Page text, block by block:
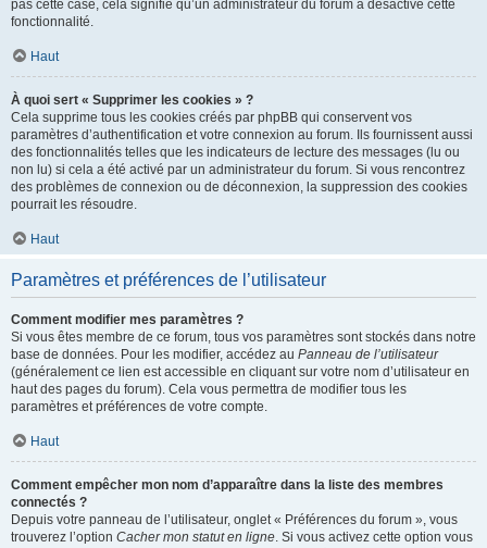
pas cette case, cela signifie qu’un administrateur du forum a désactivé cette
fonctionnalité.
Haut
À quoi sert « Supprimer les cookies » ?
Cela supprime tous les cookies créés par phpBB qui conservent vos
paramètres d’authentification et votre connexion au forum. Ils fournissent aussi
des fonctionnalités telles que les indicateurs de lecture des messages (lu ou
non lu) si cela a été activé par un administrateur du forum. Si vous rencontrez
des problèmes de connexion ou de déconnexion, la suppression des cookies
pourrait les résoudre.
Haut
Paramètres et préférences de l’utilisateur
Comment modifier mes paramètres ?
Si vous êtes membre de ce forum, tous vos paramètres sont stockés dans notre
base de données. Pour les modifier, accédez au Panneau de l’utilisateur
(généralement ce lien est accessible en cliquant sur votre nom d’utilisateur en
haut des pages du forum). Cela vous permettra de modifier tous les
paramètres et préférences de votre compte.
Haut
Comment empêcher mon nom d’apparaître dans la liste des membres
connectés ?
Depuis votre panneau de l’utilisateur, onglet « Préférences du forum », vous
trouverez l’option Cacher mon statut en ligne. Si vous activez cette option vous